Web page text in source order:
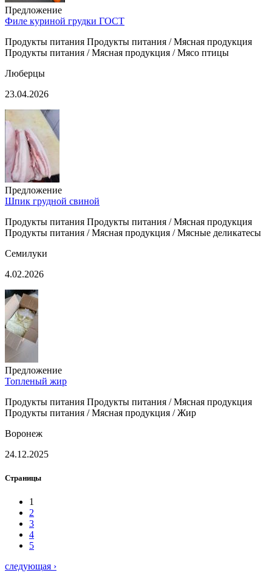
Предложение
Филе куриной грудки ГОСТ
Продукты питания Продукты питания / Мясная продукция
Продукты питания / Мясная продукция / Мясо птицы
Люберцы
23.04.2026
Предложение
Шпик грудной свиной
Продукты питания Продукты питания / Мясная продукция
Продукты питания / Мясная продукция / Мясные деликатесы
Семилуки
4.02.2026
Предложение
Топленый жир
Продукты питания Продукты питания / Мясная продукция
Продукты питания / Мясная продукция / Жир
Воронеж
24.12.2025
Страницы
1
2
3
4
5
следующая ›